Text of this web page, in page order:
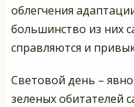
облегчения
большинство из них
справляются и
Световой день –
зеленых обитателей